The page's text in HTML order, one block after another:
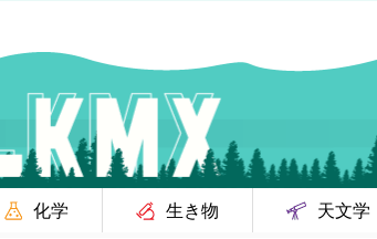
化学 生き物 天文学